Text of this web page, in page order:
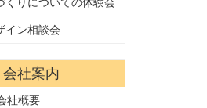
くりについての体験会
イン相談会
会社案内
社概要